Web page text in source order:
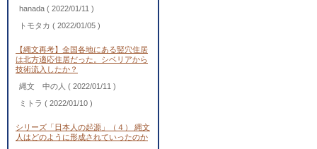
hanada ( 2022/01/11 )
トモタカ ( 2022/01/05 )
【縄文再考】全国各地にある竪穴住居
は北方適応住居だった。シベリアから
技術流入したか？
縄文 中の人 ( 2022/01/11 )
ミトラ ( 2022/01/10 )
シリーズ「日本人の起源」（４） 縄文
人はどのように形成されていったのか